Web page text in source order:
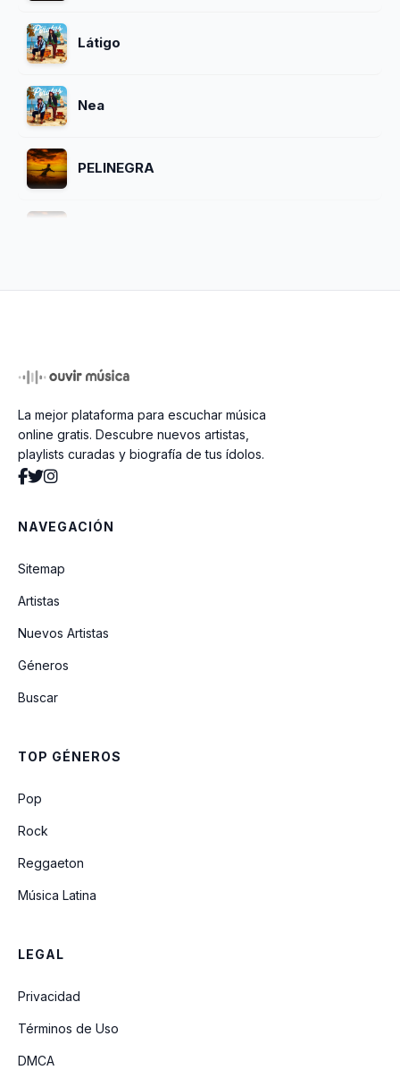
Látigo
Nea
PELINEGRA
Bésame (feat. Paula Sosa)
Clásico (feat. Ovi)
La mejor plataforma para escuchar música
online gratis. Descubre nuevos artistas,
playlists curadas y biografía de tus ídolos.
NAVEGACIÓN
Sitemap
Artistas
Nuevos Artistas
Géneros
Buscar
TOP GÉNEROS
Pop
Rock
Reggaeton
Música Latina
LEGAL
Privacidad
Términos de Uso
DMCA